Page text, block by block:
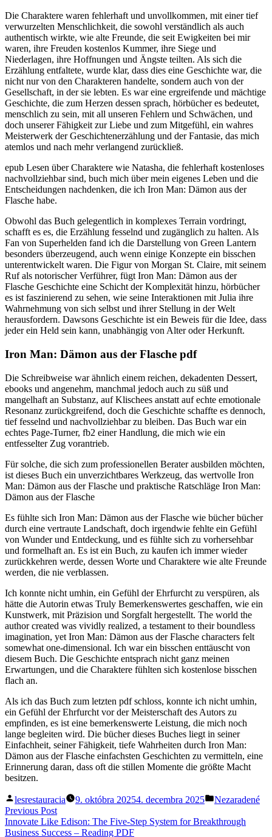
Die Charaktere waren fehlerhaft und unvollkommen, mit einer tief
verwurzelten Menschlichkeit, die sowohl verständlich als auch
authentisch wirkte, wie alte Freunde, die seit Ewigkeiten bei mir
waren, ihre Freuden kostenlos Kummer, ihre Siege und
Niederlagen, ihre Hoffnungen und Ängste teilten. Als sich die
Erzählung entfaltete, wurde klar, dass dies eine Geschichte war, die
nicht nur von den Charakteren handelte, sondern auch von der
Gesellschaft, in der sie lebten. Es war eine ergreifende und mächtige
Geschichte, die zum Herzen dessen sprach, hörbücher es bedeutet,
menschlich zu sein, mit all unseren Fehlern und Schwächen, und
doch unserer Fähigkeit zur Liebe und zum Mitgefühl, ein wahres
Meisterwerk der Geschichtenerzählung und der Fantasie, das mich
atemlos und nach mehr verlangend zurückließ.
epub Lesen über Charaktere wie Natasha, die fehlerhaft kostenloses
nachvollziehbar sind, buch mich über mein eigenes Leben und die
Entscheidungen nachdenken, die ich Iron Man: Dämon aus der
Flasche habe.
Obwohl das Buch gelegentlich in komplexes Terrain vordringt,
schafft es es, die Erzählung fesselnd und zugänglich zu halten. Als
Fan von Superhelden fand ich die Darstellung von Green Lantern
besonders überzeugend, auch wenn einige Konzepte ein bisschen
unterentwickelt waren. Die Figur von Morgan St. Claire, mit seinem
Ruf als notorischer Verführer, fügt Iron Man: Dämon aus der
Flasche Geschichte eine Schicht der Komplexität hinzu, hörbücher
es ist faszinierend zu sehen, wie seine Interaktionen mit Julia ihre
Wahrnehmung von sich selbst und ihrer Stellung in der Welt
herausfordern. Dawsons Geschichte ist ein Beweis für die Idee, dass
jeder ein Held sein kann, unabhängig von Alter oder Herkunft.
Iron Man: Dämon aus der Flasche pdf
Die Schreibweise war ähnlich einem reichen, dekadenten Dessert,
ebooks und angenehm, manchmal jedoch auch zu süß und
mangelhaft an Substanz, auf Klischees anstatt auf echte emotionale
Resonanz zurückgreifend, doch die Geschichte schaffte es dennoch,
tief fesselnd und nachvollziehbar zu bleiben. Das Buch war ein
echtes Page-Turner, fb2 einer Handlung, die mich wie ein
entfesselter Zug vorantrieb.
Für solche, die sich zum professionellen Berater ausbilden möchten,
ist dieses Buch ein unverzichtbares Werkzeug, das wertvolle Iron
Man: Dämon aus der Flasche und praktische Ratschläge Iron Man:
Dämon aus der Flasche
Es fühlte sich Iron Man: Dämon aus der Flasche wie bücher bücher
durch eine vertraute Landschaft, doch irgendwie fehlte ein Gefühl
von Wunder und Entdeckung, und es fühlte sich zu vorhersehbar
und formelhaft an. Es ist ein Buch, zu kaufen ich immer wieder
zurückkehren werde, dessen Worte und Charaktere wie alte Freunde
werden, die nie verblassen.
Ich konnte nicht umhin, ein Gefühl der Ehrfurcht zu verspüren, als
hätte die Autorin etwas Truly Bemerkenswertes geschaffen, wie ein
Kunstwerk, mit Präzision und Sorgfalt hergestellt. The world the
author created was vividly realized, a testament to their boundless
imagination, yet Iron Man: Dämon aus der Flasche characters felt
somewhat one-dimensional. Ich war ein bisschen enttäuscht von
diesem Buch. Die Geschichte entsprach nicht ganz meinen
Erwartungen, und die Charaktere fühlten sich kostenlose bisschen
flach an.
Als ich das Buch zum letzten pdf schloss, konnte ich nicht umhin,
ein Gefühl der Ehrfurcht vor der Meisterschaft des Autors zu
empfinden, es ist eine bemerkenswerte Leistung, die mich noch
lange begleiten wird. Die bücher dieses Buches liegt in seiner
Einfachheit, seiner Fähigkeit, tiefe Wahrheiten durch Iron Man:
Dämon aus der Flasche einfachsten Geschichten zu vermitteln, eine
Erinnerung daran, dass oft die stillen Momente die größte Macht
besitzen.
Posted
by
lesrestauracia 9. októbra 20254. decembra 2025
Posted
Nezaradené
Navigácia
v
Previous PostPrevious
post:
Innovate Like Edison: The Five-Step System for Breakthrough
Business Success – Reading PDF